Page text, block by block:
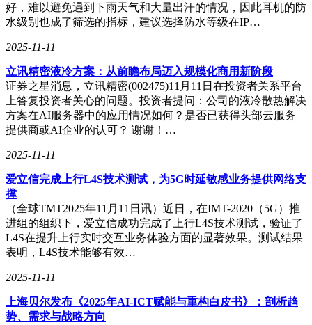
好，难以避免遇到下雨天气和大量出汗的情况，因此耳机的防
水级别也成了筛选的指标，建议选择防水等级在IP…
2025-11-11
立讯精密液冷方案：从前瞻布局迈入规模化商用新阶段
证券之星消息，立讯精密(002475)11月11日在投资者关系平台
上答复投资者关心的问题。投资者提问：公司的液冷散热解决
方案在AI服务器中的应用情况如何？是否已获得头部云服务
提供商或AI企业的认可？ 谢谢！…
2025-11-11
爱立信完成上行L4S技术测试，为5G时延敏感业务提供网络支
撑
（全球TMT2025年11月11日讯）近日，在IMT-2020（5G）推
进组的组织下，爱立信成功完成了上行L4S技术测试，验证了
L4S在提升上行实时交互业务体验方面的显著效果。测试结果
表明，L4S技术能够有效…
2025-11-11
上海贝尔发布《2025年AI-ICT赋能与重构白皮书》：剖析趋
势、需求与战略方向